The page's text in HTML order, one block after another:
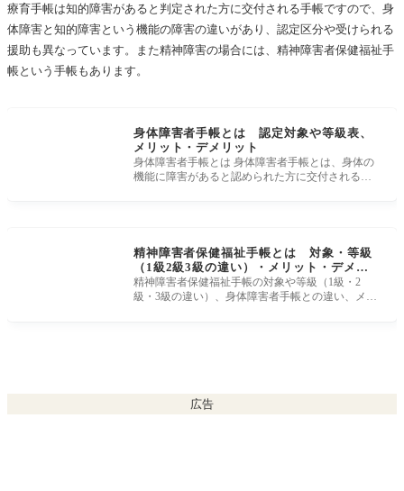
療育手帳は知的障害があると判定された方に交付される手帳ですので、身
体障害と知的障害という機能の障害の違いがあり、認定区分や受けられる
援助も異なっています。また精神障害の場合には、精神障害者保健福祉手
帳という手帳もあります。
身体障害者手帳とは 認定対象や等級表、
メリット・デメリット
身体障害者手帳とは 身体障害者手帳とは、身体の
機能に障害があると認められた方に交付される手
精神障害者保健福祉手帳とは 対象・等級
（1級2級3級の違い）・メリット・デメリ
ット
精神障害者保健福祉手帳の対象や等級（1級・2
級・3級の違い）、身体障害者手帳との違い、メリ
広告